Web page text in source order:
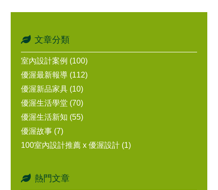
文章分類
室內設計案例 (100)
優渥最新報導 (112)
優渥新品家具 (10)
優渥生活學堂 (70)
優渥生活新知 (55)
優渥故事 (7)
100室內設計推薦 x 優渥設計 (1)
熱門文章